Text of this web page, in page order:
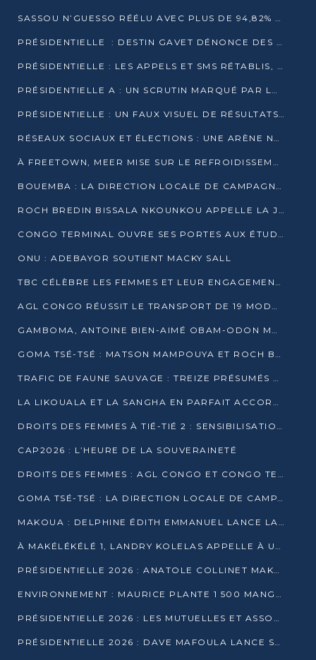
SASSOU N’GUESSO RÉÉLU AVEC PLUS DE 94,82% DES VOIX
PRÉSIDENTIELLE : DESTIN GAVET DÉNONCE DES IRRÉGULARITÉS ET REVENDIQUE LA VICTOIRE
PRÉSIDENTIELLE : LES APPELS ET SMS RÉTABLIS, INTERNET RESTE BLOQUÉ
PRÉSIDENTIELLE A : UN SCRUTIN MARQUÉ PAR LA COUPURE D’INTERNET ET UNE AFFLUENCE TIMIDE À BRAZZAVILLE
PRÉSIDENTIELLE : UN FAUX VISUEL DE RÉSULTATS CIRCULE
RÉSEAUX SOCIAUX ET ÉLECTIONS : UNE ARÈNE NUMÉRIQUE EN PLEINE MUTATION AU CONGO
À FREETOWN, MEER MISE SUR LE REFROIDISSEMENT PASSIF FACE À LA CHALEUR EXTRÊME
BOUEMBA : LA DIRECTION LOCALE DE CAMPAGNE DE DENIS SASSOU N’GUESSO MULTIPLIE LES ACTIVITÉS DE MOBILISATION
ROCH BREDIN BISSALA NKOUNKOU APPELLE LA JEUNESSE DE GOMA TSÉ-TSÉ À UN VOTE MASSIF POUR DENIS SASSOU NGUESSO
CONGO TERMINAL OUVRE SES PORTES AUX ÉTUDIANTS EN TRANSPORT ET LOGISTIQUE
ONU : ADEBAYOR SOUTIENT MACKY SALL
TBC CÉLÈBRE LES FEMMES ET LEUR ENGAGEMENT À L’OCCASION DU 8 MARS
AGL CONGO RÉUSSIT LE TRANSPORT DE 19 MODULES HORS GABARIT ENTRE POINTE-NOIRE ET BRAZZAVILLE
GAMBOMA, ANTOINE BIEN-AIMÉ OBAM-ODON MOBILISE LES 32 148 ÉLECTEURS EN FAVEUR DE DENIS SASSOU NGUESSO
GOMA TSÉ-TSÉ : MATSON MAMPOUYA ET ROCH BREDIN BISSALA NKOUNKOU EN CAMPAGNE DE PROXIMITÉ
TRAFIC DE FAUNE SAUVAGE : TREIZE PRÉSUMÉS TRAFIQUANTS INTERPELLÉS AU CONGO EN 2025
LA LIKOUALA ET LA SANGHA EN PARFAIT ACCORD AVEC LE PROJET DE SOCIÉTÉ DU CANDIDAT DENIS SASSOU-N’GUESSO
DROITS DES FEMMES À TIÉ-TIÉ 2 : SENSIBILISATION ET PÉDAGOGIE SUR LE DROIT DE VOTE
CAP2026 : L’HEURE DE LA SOUVERAINETÉ
DROITS DES FEMMES : AGL CONGO ET CONGO TERMINAL METTENT EN AVANT LE LEADERSHIP FÉMININ
GOMA TSÉ-TSÉ : LA DIRECTION LOCALE DE CAMPAGNE INTENSIFIE LA SENSIBILISATION DANS LES VILLAGES
MAKOUA : DELPHINE ÉDITH EMMANUEL LANCE LA CAMPAGNE POUR DENIS SASSOU-N’GUESSO
À MAKÉLÉKÉLÉ 1, LANDRY KOLELAS APPELLE À UNE MOBILISATION MASSIVE EN FAVEUR DE DENIS SASSOU-N’GUESSO
PRÉSIDENTIELLE 2026 : ANATOLE COLLINET MAKOSSO DÉFEND LE PROJET DE SOCIÉTÉ DE DENIS SASSOU NGUESSO
ENVIRONNEMENT : MAURICE PLANTE 1 500 MANGROVES POUR HONORER WANGARI MAATHAI
PRÉSIDENTIELLE 2026 : LES MUTUELLES ET ASSOCIATIONS S’IMPLIQUENT DANS LA CAMPAGNE ÉLECTORALE À TIÉ-TIÉ 2 (POINTE-NOIRE)
PRÉSIDENTIELLE 2026 : DAVE MAFOULA LANCE SA « VAGUE DU NOUVEAU DÉPART » À IMPFONDO